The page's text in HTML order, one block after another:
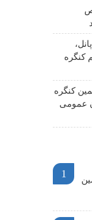
کنگره
کنگره
عمومی
1